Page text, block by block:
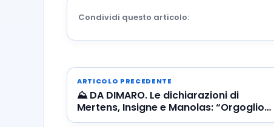
Condividi questo articolo:
ARTICOLO PRECEDENTE
⛰ DA DIMARO. Le dichiarazioni di
Mertens, Insigne e Manolas: “Orgogliosi
di questa maglia, daremo tutto per lo